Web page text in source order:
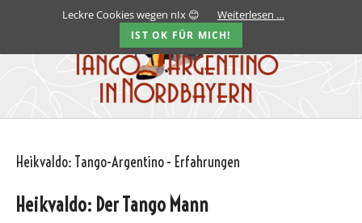
Heikvaldo: Tango-Argentino - Erfahrungen
Heikvaldo: Der Tango Mann
Leckre Cookies wegen nIx 😊 Weiterlesen …
IST OK FÜR MICH!